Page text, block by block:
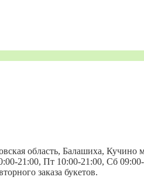
область, Балашиха, Кучино
21:00, Пт 10:00-21:00, Сб
заказа букетов.